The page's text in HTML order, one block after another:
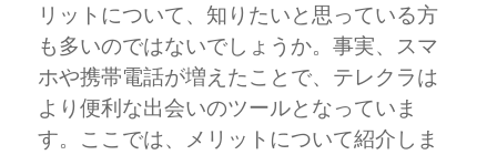
リットについて、知りたいと思っている方
も多いのではないでしょうか。事実、スマ
ホや携帯電話が増えたことで、テレクラは
より便利な出会いのツールとなっていま
す。ここでは、メリットについて紹介しま